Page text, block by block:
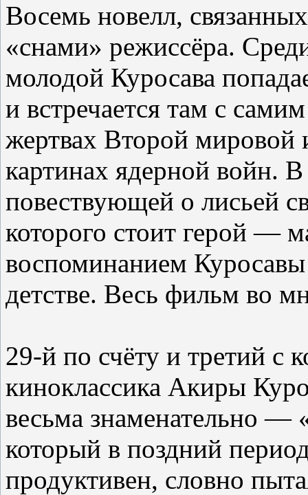
Восемь новелл,
«снами» режиссёра.
молодой Куросава
и встречается там с
жертвах Второй мировой
картинах ядерной войн.
повествующей о лисьей
которого стоит герой —
воспоминанием
детстве. Весь фильм во
29-й по счёту и третий с
киноклассика Акиры
весьма знаменательно —
который в поздний
продуктивен, словно